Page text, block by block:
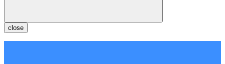
close